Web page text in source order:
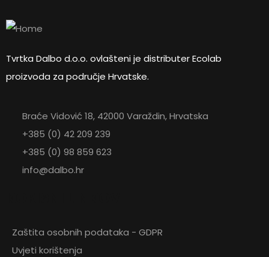
Tvrtka Dalbo d.o.o. ovlašteni je distributer Ecolab
proizvoda za područje Hrvatske.
Braće Vidović 18, 42000 Varaždin, Hrvatska
+385 (0) 42 209 239
+385 (0) 98 859 623
info@dalbo.hr
Zaštita osobnih podataka - GDPR
Uvjeti korištenja